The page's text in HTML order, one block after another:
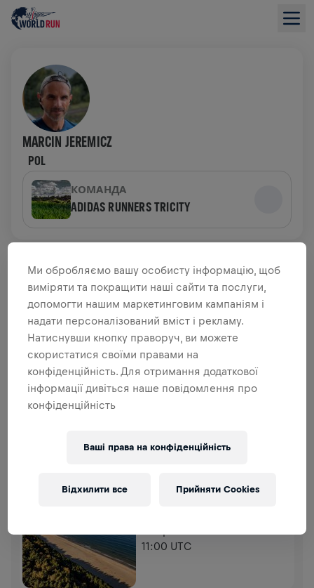
MARCIN JEREMICZ
POL
КОМАНДА
ADIDAS RUNNERS TRICITY
ЗІБРАНО 0,00 USD З 0,00 USD ЦІЛЬ
ДОДАТКОВІ ВНЕСКИ
ЗРОБИТИ ДОДАТКОВИЙ ВНЕСОК
Зроби внесок, щоб змінити ситуацію! 100% твого
внеску йде на дослідження спинного мозку.
ІСТОРІЯ
11:00 UTC
Ми обробляємо вашу особисту інформацію, щоб
виміряти та покращити наші сайти та послуги,
допомогти нашим маркетинговим кампаніям і
надати персоналізований вміст і рекламу.
Натиснувши кнопку праворуч, ви можете
скористатися своїми правами на
конфіденційність. Для отримання додаткової
інформації дивіться наше повідомлення про
конфіденційність
Ваші права на конфіденційність
Відхилити все Прийняти Cookies